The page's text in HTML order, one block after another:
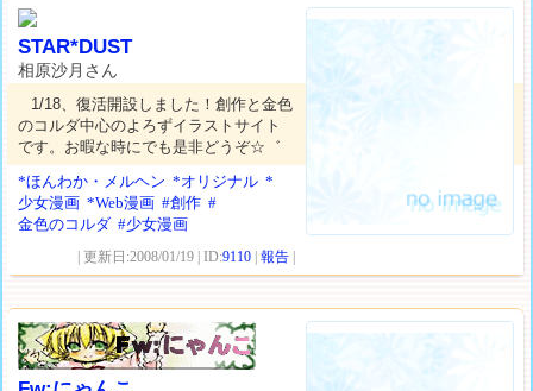
STAR*DUST
相原沙月さん
1/18、復活開設しました！創作と金色
のコルダ中心のよろずイラストサイト
です。お暇な時にでも是非どうぞ☆゛
*ほんわか・メルヘン *オリジナル *
少女漫画 *Web漫画 #創作 #
金色のコルダ #少女漫画
| 更新日:2008/01/19 | ID:9110 |報告